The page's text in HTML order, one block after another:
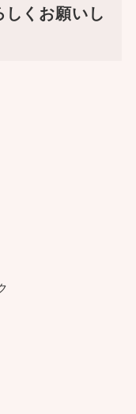
くお願いし